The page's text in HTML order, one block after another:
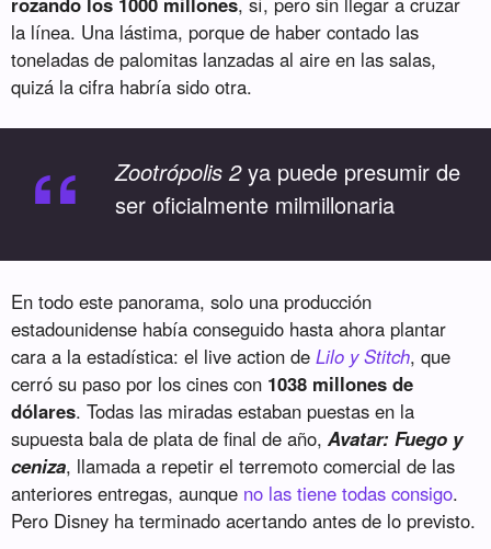
la línea. Una lástima, porque de haber contado las
toneladas de palomitas lanzadas al aire en las salas,
quizá la cifra habría sido otra.
“ Zootrópolis 2ya puede presumir de
ser oficialmente milmillonaria
En todo este panorama, solo una producción
estadounidense había conseguido hasta ahora plantar
cara a la estadística: el live action deLilo y Stitch, que
cerró su paso por los cines con 1038 millones de
dólares. Todas las miradas estaban puestas en la
supuesta bala de plata de final de año,Avatar: Fuego y
ceniza, llamada a repetir el terremoto comercial de las
anteriores entregas, aunque no las tiene todas consigo.
Pero Disney ha terminado acertando antes de lo previsto.